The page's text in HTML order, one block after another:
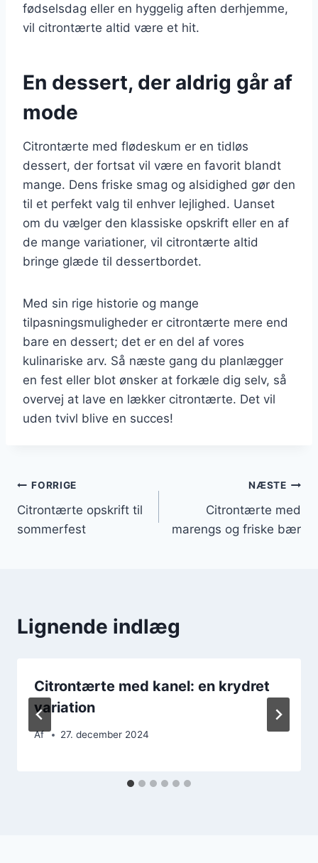
fødselsdag eller en hyggelig aften derhjemme,
vil citrontærte altid være et hit.
En dessert, der aldrig går af
mode
Citrontærte med flødeskum er en tidløs
dessert, der fortsat vil være en favorit blandt
mange. Dens friske smag og alsidighed gør den
til et perfekt valg til enhver lejlighed. Uanset
om du vælger den klassiske opskrift eller en af
de mange variationer, vil citrontærte altid
bringe glæde til dessertbordet.
Med sin rige historie og mange
tilpasningsmuligheder er citrontærte mere end
bare en dessert; det er en del af vores
kulinariske arv. Så næste gang du planlægger
en fest eller blot ønsker at forkæle dig selv, så
overvej at lave en lækker citrontærte. Det vil
uden tvivl blive en succes!
Indlægsnavigation
FORRIGE
Citrontærte opskrift til
sommerfest
NÆSTE
Citrontærte med
marengs og friske bær
Lignende indlæg
Citrontærte med kanel: en krydret
variation
Af 27. december 2024